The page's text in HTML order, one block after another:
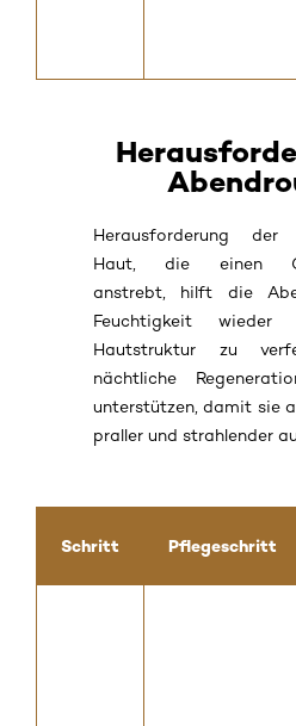
Herausforderung der
Haut, die einen
anstrebt, hilft die
Feuchtigkeit wieder
Hautstruktur zu
nächtliche
unterstützen, damit sie
praller und strahlender
Schritt Pflegeschritt